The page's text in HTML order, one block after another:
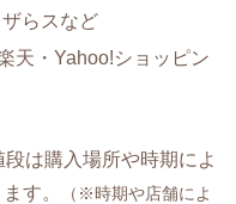
らスなど
天・Yahoo!ショッピン
は購入場所や時期によ
す。
（※時期や店舗によ